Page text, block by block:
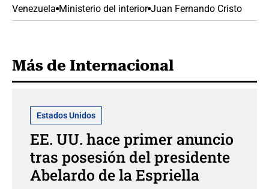
Venezuela Ministerio del interior Juan Fernando Cristo
Más de Internacional
Estados Unidos
EE. UU. hace primer anuncio
tras posesión del presidente
Abelardo de la Espriella